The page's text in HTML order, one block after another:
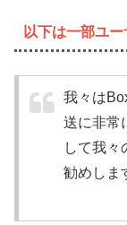
以下は一部ユ
我々は
送に非常
して我々
勧めしま